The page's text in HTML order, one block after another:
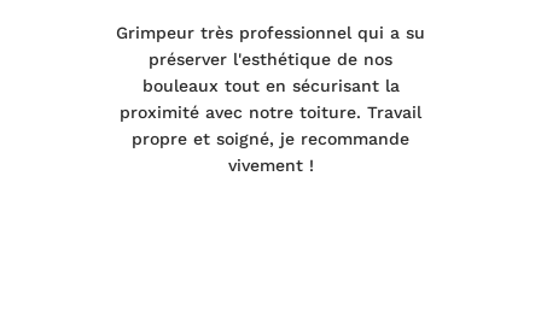
Grimpeur très professionnel qui a su
préserver l'esthétique de nos
bouleaux tout en sécurisant la
proximité avec notre toiture. Travail
propre et soigné, je recommande
vivement !